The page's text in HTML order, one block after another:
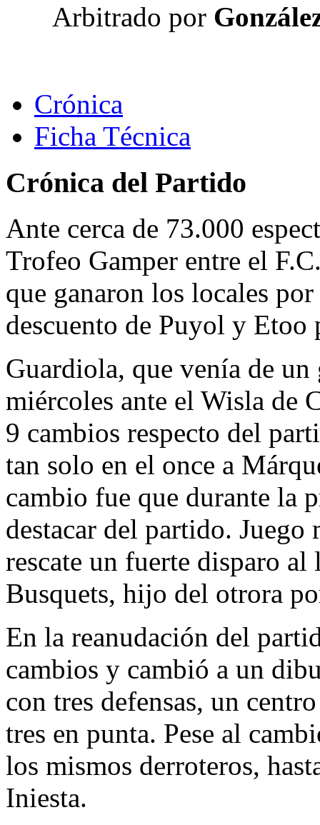
Arbitrado por
Crónica
Ficha Técnica
Crónica del Partido
Ante cerca de 73.000
Trofeo Gamper entre el
que ganaron los locales
descuento de Puyol y Etoo
Guardiola, que venía de
miércoles ante el Wisla de
9 cambios respecto del
tan solo en el once a
cambio fue que durante la
destacar del partido.
rescate un fuerte disparo
Busquets, hijo del otrora
En la reanudación del
cambios y cambió a un
con tres defensas, un
tres en punta. Pese al
los mismos derroteros,
Iniesta.